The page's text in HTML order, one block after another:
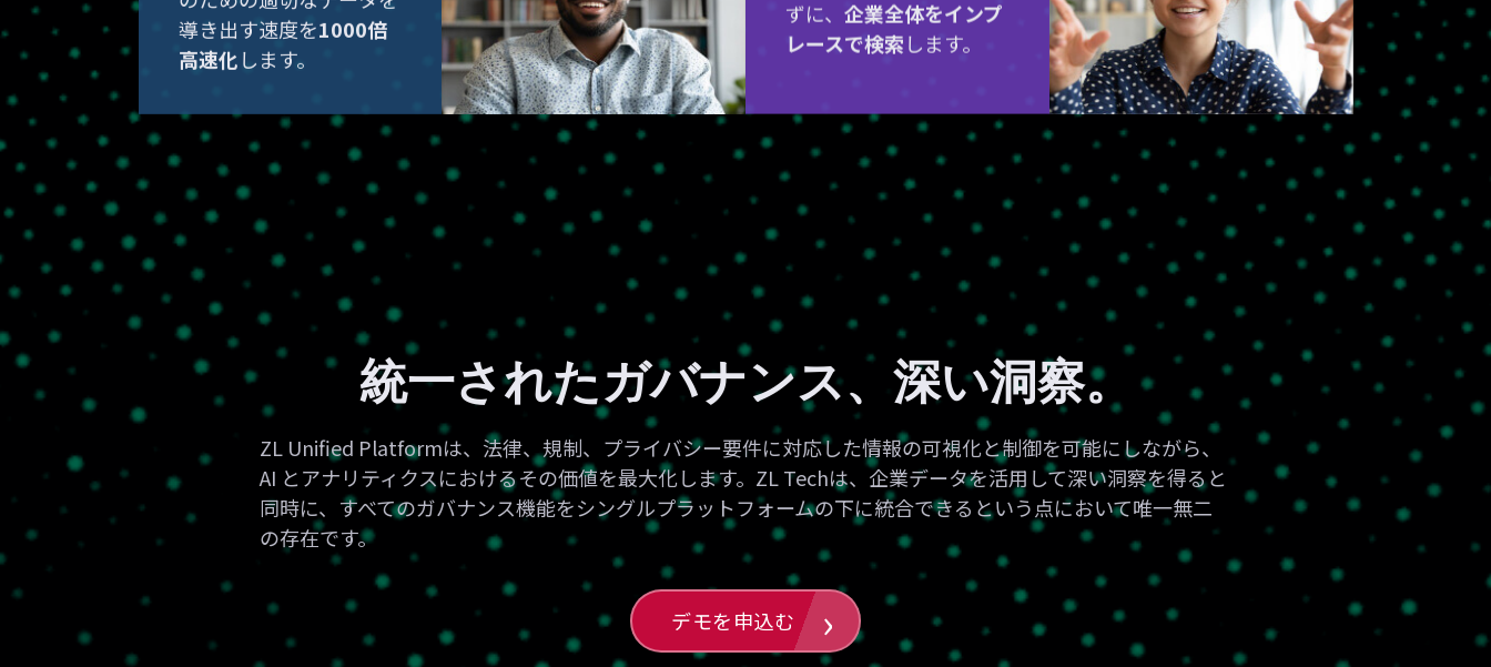
導き出す速度を1000倍
高速化します。
ずに、 企業全体をインプ
レースで検索します。
統一されたガバナンス、深い洞察。
ZL Unified Platformは、法律、規制、プライバシー要件に対応した情報の可視化と制御を可能にしながら、
AI とアナリティクスにおけるその価値を最大化します。ZL Techは、企業データを活用して深い洞察を得ると
同時に、すべてのガバナンス機能をシングルプラットフォームの下に統合できるという点において唯一無二
の存在です。
デモを申込む